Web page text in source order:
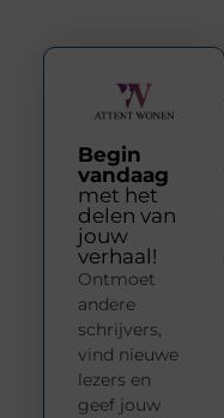
Begin
vandaag
met het
delen van
jouw
verhaal!
Ontmoet
andere
schrijvers,
vind nieuwe
lezers en
geef jouw